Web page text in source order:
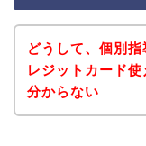
どうして、個別
レジットカード
分からない